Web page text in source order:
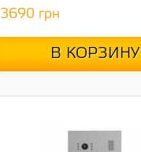
3690 грн
В КОРЗИНУ